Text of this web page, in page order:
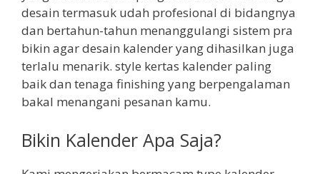
desain termasuk udah profesional di bidangnya
dan bertahun-tahun menanggulangi sistem pra
bikin agar desain kalender yang dihasilkan juga
terlalu menarik. style kertas kalender paling
baik dan tenaga finishing yang berpengalaman
bakal menangani pesanan kamu.
Bikin Kalender Apa Saja?